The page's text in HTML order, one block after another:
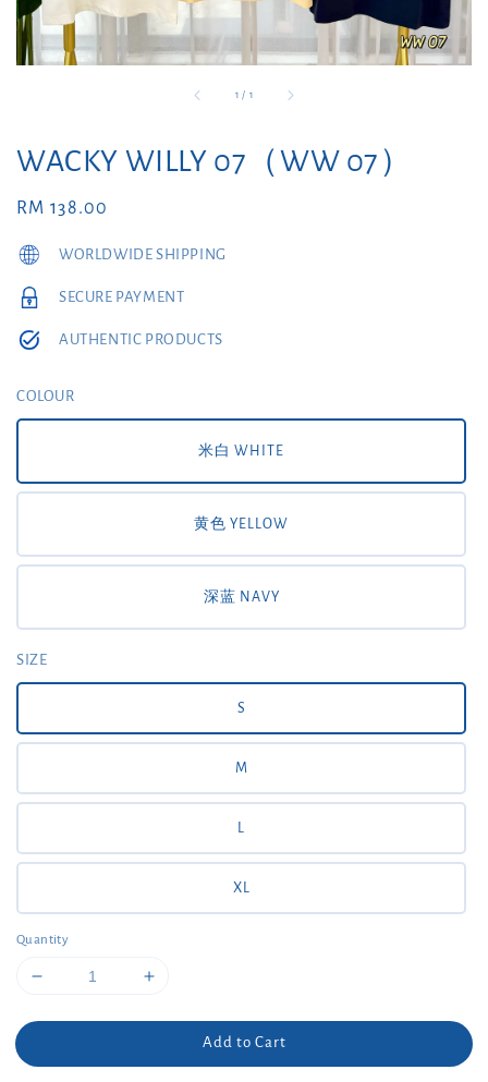
1 / 1
WACKY WILLY 07（WW 07）
Regular
RM 138.00
WORLDWIDE SHIPPING
SECURE PAYMENT
AUTHENTIC PRODUCTS
COLOUR
米白 WHITE
黄色 YELLOW
深蓝 NAVY
SIZE
S
M
L
XL
Quantity
Add to Cart